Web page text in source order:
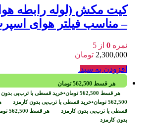
– مناسب فیلتر هوای
نمره 0 از 5
2,300,000 تومان
افزودن به سبد.
هر قسط 562,500 تومان
هر قسط 562,500 تومان•خرید قسطی با ترب‌پی بدون
562,500 تومان•خرید قسطی با ترب‌پی بدون کارمزد
قسطی با ترب‌پی بدون کارمزد
هر قسط 562,500
بدون کارمزد